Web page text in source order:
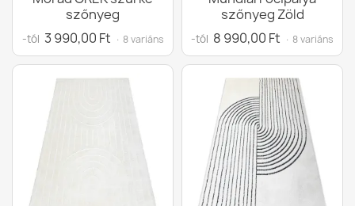
szőnyeg
-tól 3 990,00 Ft · 8 variáns
szőnyeg Zöld
-tól 8 990,00 Ft · 8 variáns